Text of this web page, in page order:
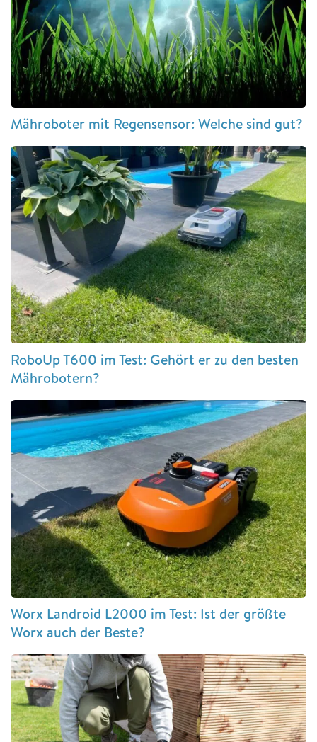
Mähroboter mit Regensensor: Welche sind gut?
RoboUp T600 im Test: Gehört er zu den besten
Mährobotern?
Worx Landroid L2000 im Test: Ist der größte
Worx auch der Beste?